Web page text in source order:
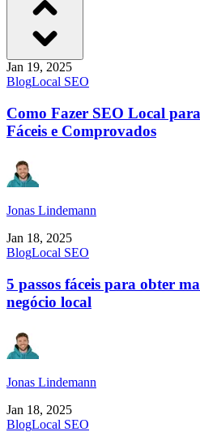
Jan 19, 2025
BlogLocal SEO
Como Fazer SEO Local
Fáceis e Comprovados
Jonas Lindemann
Jan 18, 2025
BlogLocal SEO
5 passos fáceis para obter
negócio local
Jonas Lindemann
Jan 18, 2025
BlogLocal SEO